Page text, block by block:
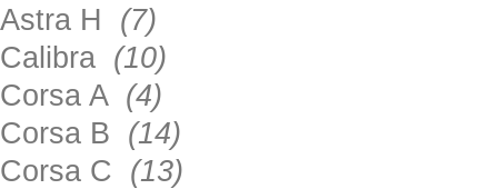
Astra H (7)
Calibra (10)
Corsa A (4)
Corsa B (14)
Corsa C (13)